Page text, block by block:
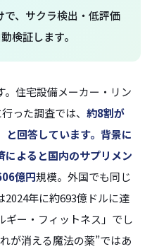
で、サクラ検出・低評価
検証します。
。住宅設備メーカー・リン
った調査では、 約8割が
と回答しています。背景に
によると国内のサプリメン
億円規模。外国でも同じ
年に約693億ドルに達
ギー・フィットネス」でし
が消える魔法の薬”ではあ